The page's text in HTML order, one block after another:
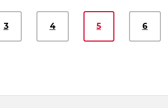
3 4 5 6